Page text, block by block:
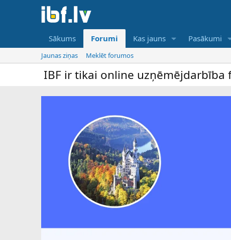
Sākums Forumi Kas jauns Pasākumi
Jaunas ziņas Meklēt forumos
ir tikai online uzņēmējdarbība forums